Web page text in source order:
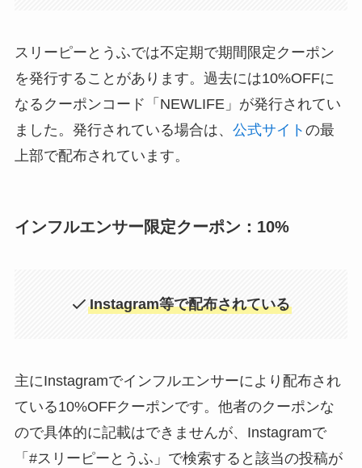
スリーピーとうふでは不定期で期間限定クーポン
を発行することがあります。過去には10%OFFに
なるクーポンコード「NEWLIFE」が発行されてい
ました。発行されている場合は、 公式サイト の最
上部で配布されています。
インフルエンサー限定クーポン：10%
Instagram等で配布されている
主にInstagramでインフルエンサーにより配布され
ている10%OFFクーポンです。他者のクーポンな
ので具体的に記載はできませんが、Instagramで
「#スリーピーとうふ」で検索すると該当の投稿が